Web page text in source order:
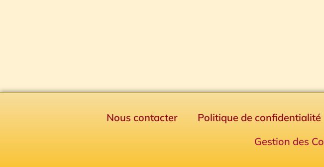
Nous contacter Politique de confidentialité
Gestion des